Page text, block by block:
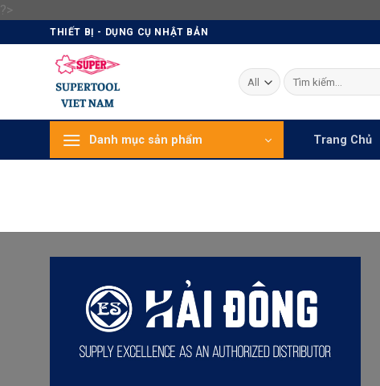
?>
content
THIẾT BỊ - DỤNG CỤ NHẬT BẢN
Tìm
kiếm:
Danh mục sản phẩm Trang Chủ